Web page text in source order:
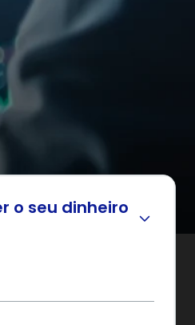
o seu dinheiro